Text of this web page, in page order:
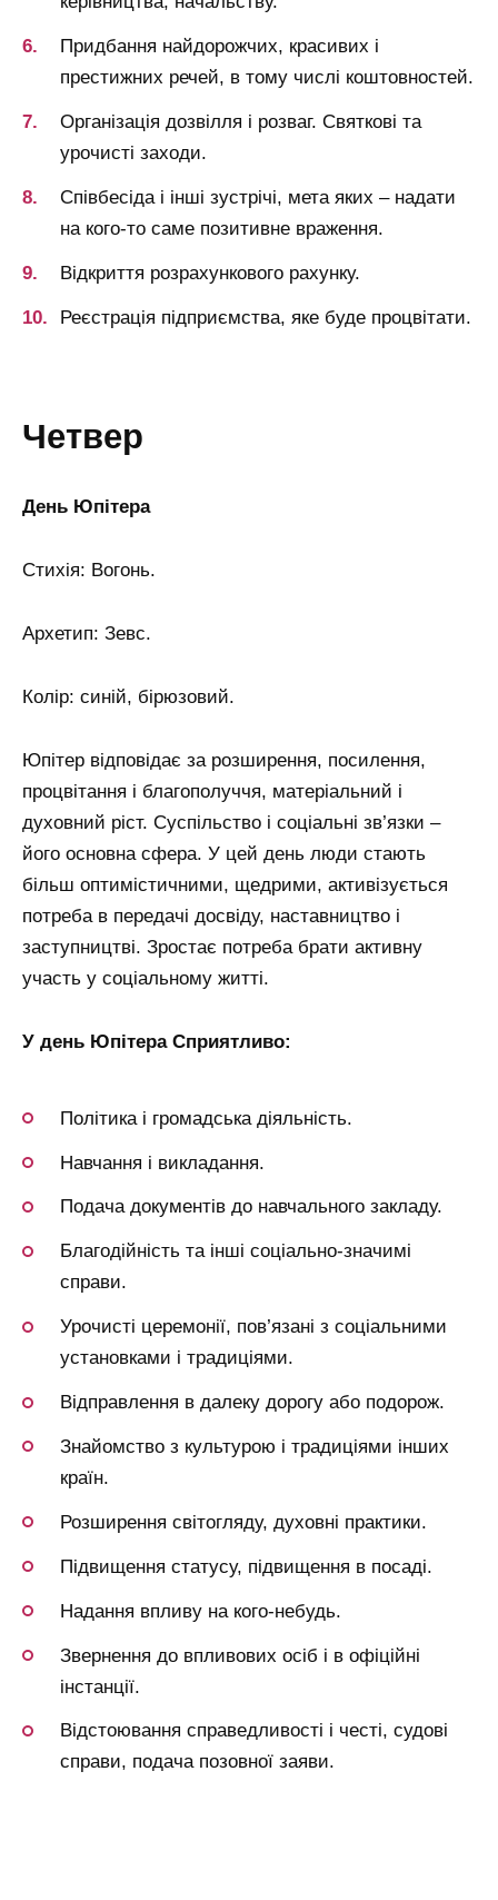
Придбання найдорожчих, красивих і
престижних речей, в тому числі коштовностей.
Організація дозвілля і розваг. Святкові та
урочисті заходи.
Співбесіда і інші зустрічі, мета яких – надати
на кого-то саме позитивне враження.
Відкриття розрахункового рахунку.
Реєстрація підприємства, яке буде процвітати.
четвер
День Юпітера
Стихія: Вогонь.
Архетип: Зевс.
Колір: синій, бірюзовий.
Юпітер відповідає за розширення, посилення,
процвітання і благополуччя, матеріальний і
духовний ріст. Суспільство і соціальні зв’язки –
його основна сфера. У цей день люди стають
більш оптимістичними, щедрими, активізується
потреба в передачі досвіду, наставництво і
заступництві. Зростає потреба брати активну
участь у соціальному житті.
У день Юпітера Сприятливо:
Політика і громадська діяльність.
Навчання і викладання.
Подача документів до навчального закладу.
Благодійність та інші соціально-значимі
справи.
Урочисті церемонії, пов’язані з соціальними
установками і традиціями.
Відправлення в далеку дорогу або подорож.
Знайомство з культурою і традиціями інших
країн.
Розширення світогляду, духовні практики.
Підвищення статусу, підвищення в посаді.
Надання впливу на кого-небудь.
Звернення до впливових осіб і в офіційні
інстанції.
Відстоювання справедливості і честі, судові
справи, подача позовної заяви.